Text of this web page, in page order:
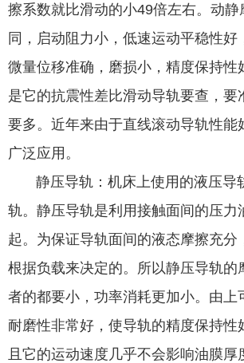
擦系数就比滑动的小49倍左右。动静
同，启动阻力小，低速运动平稳性好
微量位移准确，磨损小，精度保持性
是它的抗震性差比滑动导轨要查，要
要多。近年来由于直线滚动导轨性能
广泛应用。
静压导轨：机床上使用的液压导
轨。静压导轨是利用接触面间的压力
起。为保证导轨面间的液态摩擦充分
根据负载来决定的。所以静压导轨的
者的都要小，功率消耗更加小。由上
耐磨性非常好，使导轨的精度保持性
且它的运动速度几乎不会影响油膜厚